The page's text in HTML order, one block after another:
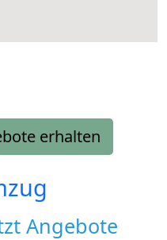
erhalten
Angebote